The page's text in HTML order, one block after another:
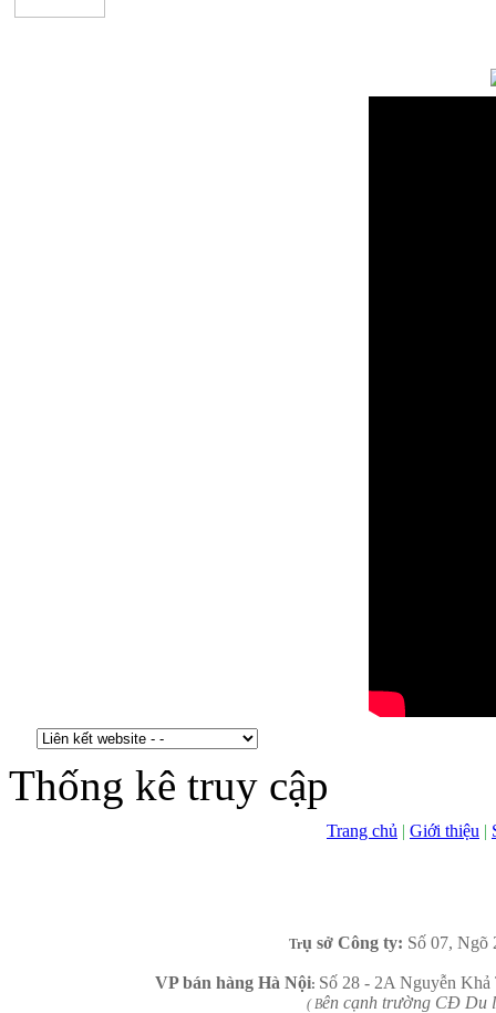
Thống kê truy cập
Trang chủ | Giới thiệu |
Trụ sở Công ty: Số 07, Ngõ
VP bán hàng Hà Nội: Số 28 - 2A Nguyễn
( Bên cạnh trường CĐ Du